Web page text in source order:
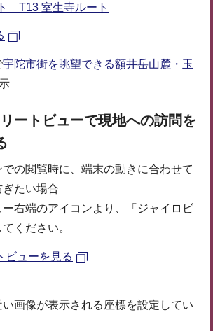
T13 室生寺ルート
宇陀市街を眺望できる額井岳山麓・玉
ートビューで現地への訪問を
での閲覧時に、端末の動きに合わせて
たい場合
右端のアイコンより、「ジャイロビ
ください。
ビューを見る
画像が表示される座標を設定してい